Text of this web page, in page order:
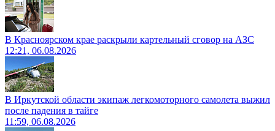
В Красноярском крае раскрыли картельный сговор на АЗС
12:21, 06.08.2026
В Иркутской области экипаж легкомоторного самолета выжил
после падения в тайге
11:59, 06.08.2026